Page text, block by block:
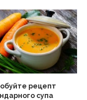
рецепт
супа